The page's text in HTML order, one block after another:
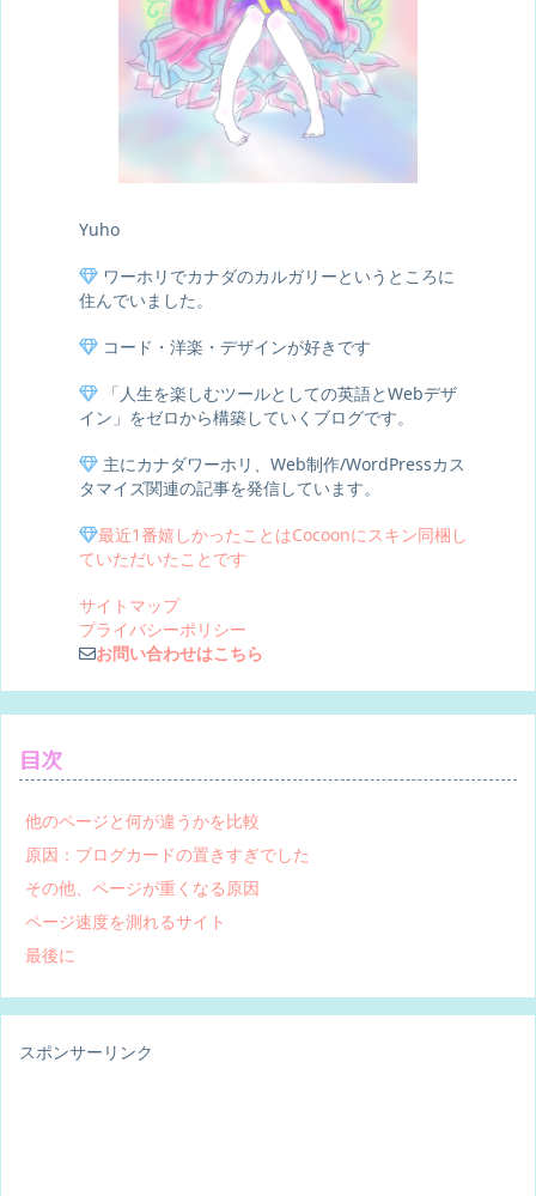
Yuho
ワーホリでカナダのカルガリーというところに
住んでいました。
コード・洋楽・デザインが好きです
「人生を楽しむツールとしての英語とWebデザ
イン」をゼロから構築していくブログです。
主にカナダワーホリ、Web制作/WordPressカス
タマイズ関連の記事を発信しています。
最近1番嬉しかったことはCocoonにスキン同梱し
ていただいたことです
サイトマップ
プライバシーポリシー
お問い合わせはこちら
目次
他のページと何が違うかを比較
原因：ブログカードの置きすぎでした
その他、ページが重くなる原因
ページ速度を測れるサイト
最後に
スポンサーリンク